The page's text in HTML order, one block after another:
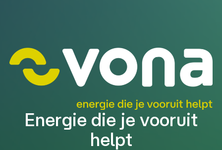
Energie die je vooruit
helpt